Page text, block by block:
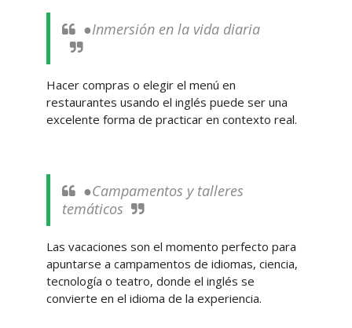
●Inmersión en la vida diaria
Hacer compras o elegir el menú en
restaurantes usando el inglés puede ser una
excelente forma de practicar en contexto real.
●Campamentos y talleres
temáticos
Las vacaciones son el momento perfecto para
apuntarse a campamentos de idiomas, ciencia,
tecnología o teatro, donde el inglés se
convierte en el idioma de la experiencia.